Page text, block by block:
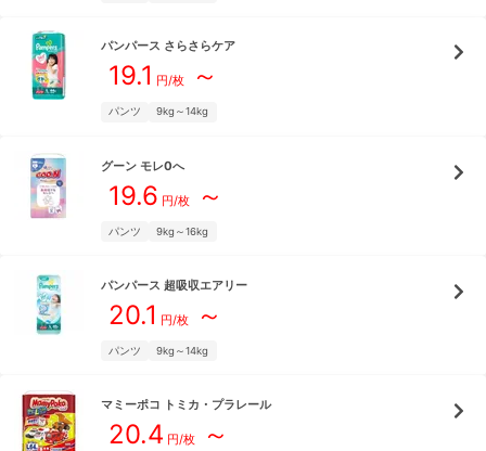
パンパース さらさらケア
19.1 円/枚～
パンツ 9kg～14kg
グーン モレ0へ
19.6 円/枚～
パンツ 9kg～16kg
パンパース 超吸収エアリー
20.1 円/枚～
パンツ 9kg～14kg
マミーポコ トミカ・プラレール
20.4 円/枚～